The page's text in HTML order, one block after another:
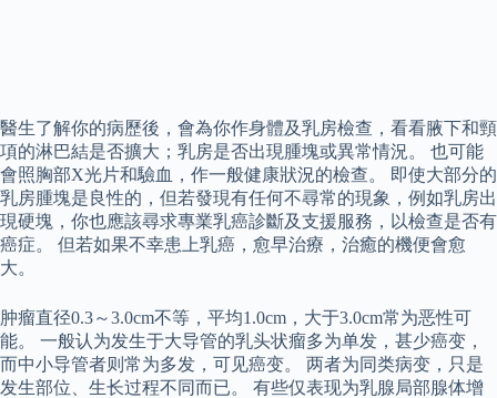
醫生了解你的病歷後，會為你作身體及乳房檢查，看看腋下和頸
項的淋巴結是否擴大；乳房是否出現腫塊或異常情況。 也可能
會照胸部X光片和驗血，作一般健康狀況的檢查。 即使大部分的
乳房腫塊是良性的，但若發現有任何不尋常的現象，例如乳房出
現硬塊，你也應該尋求專業乳癌診斷及支援服務，以檢查是否有
癌症。 但若如果不幸患上乳癌，愈早治療，治癒的機便會愈
大。
肿瘤直径0.3～3.0cm不等，平均1.0cm，大于3.0cm常为恶性可
能。 一般认为发生于大导管的乳头状瘤多为单发，甚少癌变，
而中小导管者则常为多发，可见癌变。 两者为同类病变，只是
发生部位、生长过程不同而已。 有些仅表现为乳腺局部腺体增